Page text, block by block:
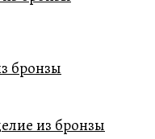
бронзы